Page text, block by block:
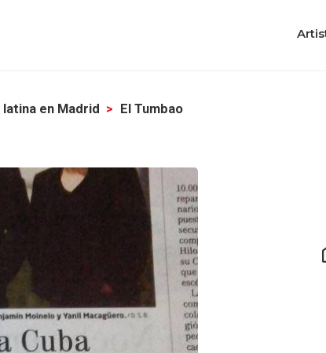
latina en Madrid El Tumbao